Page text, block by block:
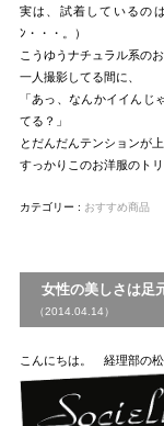
実は、試着しているの
ﾝ・・・。）
こうゆうナチュラル系の
一人撮影してる間に、
「あっ、なんかイイん
てる？」
とだんだんテンションが上
すっかりこのお洋服のト
カテゴリー : おすすめ商品
女性の美しさは足
（2014.04.14）
こんにちは。 経理部の松